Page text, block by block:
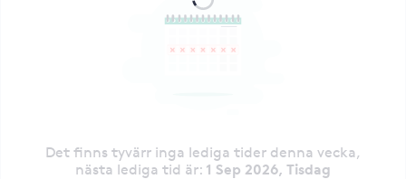
Det finns tyvärr inga lediga tider denna vecka,
nästa lediga tid är: 1 Sep 2026, Tisdag